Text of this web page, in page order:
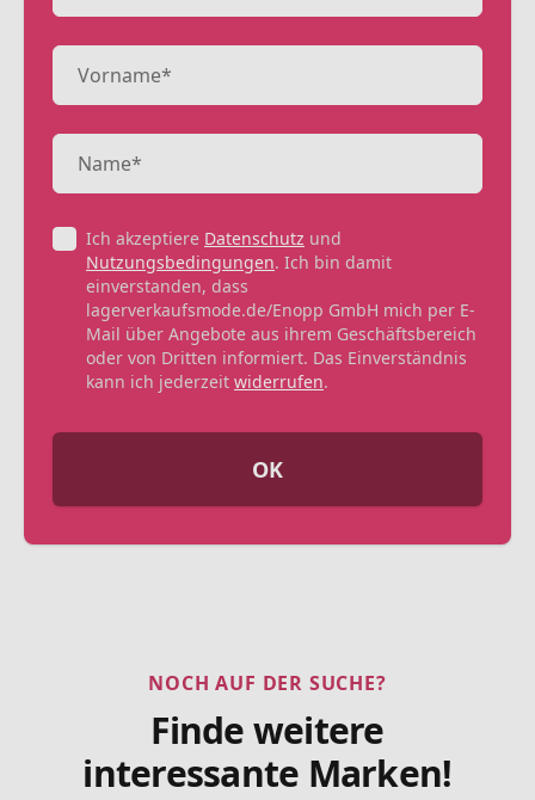
Ich akzeptiere Datenschutz und
Nutzungsbedingungen. Ich bin damit
einverstanden, dass
lagerverkaufsmode.de/Enopp GmbH mich per E-
Mail über Angebote aus ihrem Geschäftsbereich
oder von Dritten informiert. Das Einverständnis
kann ich jederzeit widerrufen.
OK
NOCH AUF DER SUCHE?
Finde weitere
interessante Marken!